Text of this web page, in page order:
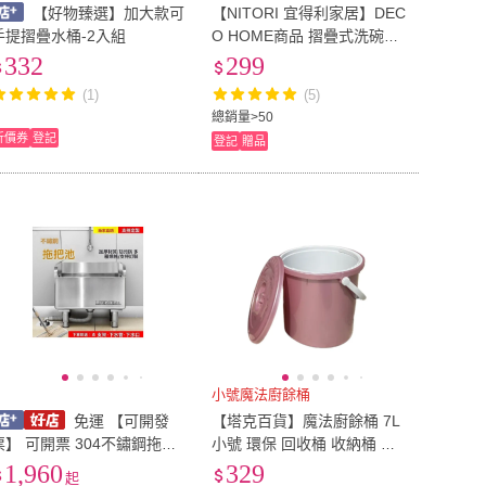
【好物臻選】加大款可
提摺疊水桶-2入組
332
(1)
價券 登記
【NITORI 宜得利家居】DEC
O HOME商品 摺疊式洗碗桶
8L(DECO HOME 洗碗桶 摺
總銷量>50
299
(5)
登記 贈品
免運 【可開發
】 可開票 304不鏽鋼拖把
拖把槽 加厚拖把盆 洗地
1,960 起
小號魔法廚餘桶
【塔克百貨】魔法廚餘桶 7L
小號 環保 回收桶 收納桶 堆
肥桶 濾網 瀝乾水份 水桶 SG
329